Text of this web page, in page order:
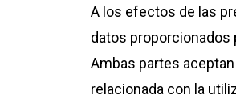
A los efectos de las
datos proporcionados
Ambas partes
relacionada con la